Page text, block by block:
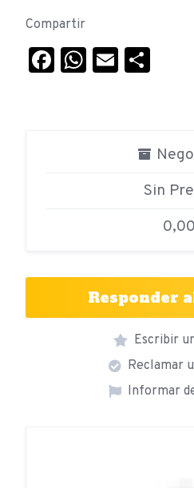
Compartir
Facebook
WhatsApp
Email
Sin
0,00
Responder
Escribir
Reclamar
Informar